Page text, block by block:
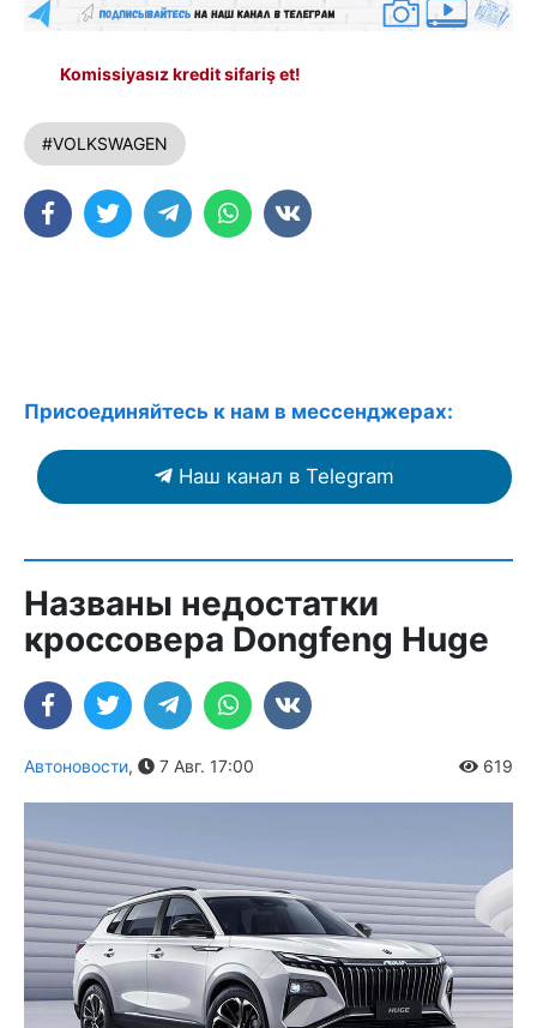
Komissiyasız kredit sifariş et!
#VOLKSWAGEN
Присоединяйтесь к нам в мессенджерах:
Наш канал в Telegram
Названы недостатки
кроссовера Dongfeng Huge
Автоновости, 7 Авг. 17:00 619